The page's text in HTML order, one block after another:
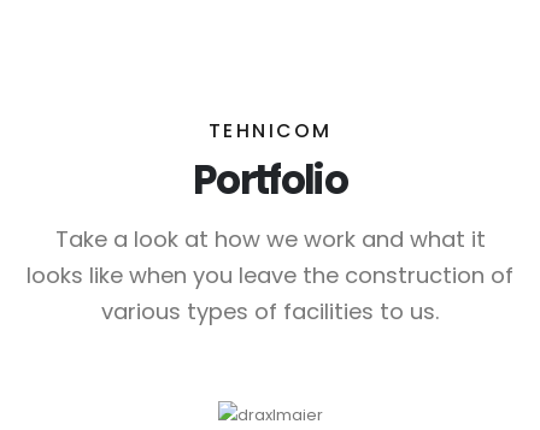
TEHNICOM
Portfolio
Take a look at how we work and what it
looks like when you leave the construction of
various types of facilities to us.